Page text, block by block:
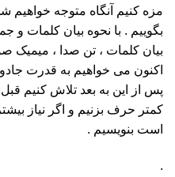
مزه کنیم آنگاه متوجه خواهیم
بگوییم . با نحوه بیان کلمات و
بیان کلمات ، تن صدا ،
اکنون می خواهیم به قدرت
پس از این به بعد تلاش کنیم
کمتر حرف بزنیم و اگر نیاز
است بنویسیم .
.